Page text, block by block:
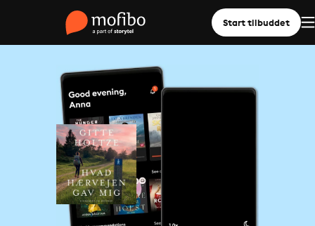
Start tilbuddet